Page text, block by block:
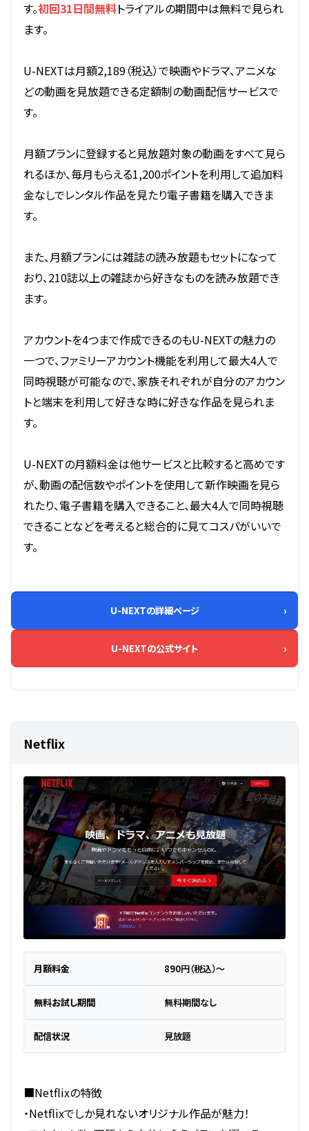
す。初回31日間無料トライアルの期間中は無料で見られ
ます。
U-NEXTは月額2,189（税込）で映画やドラマ、アニメな
どの動画を見放題できる定額制の動画配信サービスで
す。
月額プランに登録すると見放題対象の動画をすべて見ら
れるほか、毎月もらえる1,200ポイントを利用して追加料
金なしでレンタル作品を見たり電子書籍を購入できま
す。
また、月額プランには雑誌の読み放題もセットになって
おり、210誌以上の雑誌から好きなものを読み放題でき
ます。
アカウントを4つまで作成できるのもU-NEXTの魅力の
一つで、ファミリーアカウント機能を利用して最大4人で
同時視聴が可能なので、家族それぞれが自分のアカウン
トと端末を利用して好きな時に好きな作品を見られま
す。
U-NEXTの月額料金は他サービスと比較すると高めです
が、動画の配信数やポイントを使用して新作映画を見ら
れたり、電子書籍を購入できること、最大4人で同時視聴
できることなどを考えると総合的に見てコスパがいいで
す。
U-NEXTの詳細ページ
U-NEXTの公式サイト
Netflix
月額料金 890円（税込）～
無料お試し期間 無料期間なし
配信状況 見放題
■Netflixの特徴
・Netflixでしか見れないオリジナル作品が魅力！